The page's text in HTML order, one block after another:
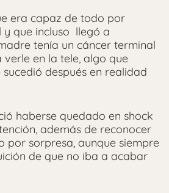
era capaz de todo por
y que incluso llegó a
tenía un cáncer terminal
verle en la tele, algo que
después en realidad
haberse quedado en shock
además de reconocer
por sorpresa, aunque siempre
de que no iba a acabar